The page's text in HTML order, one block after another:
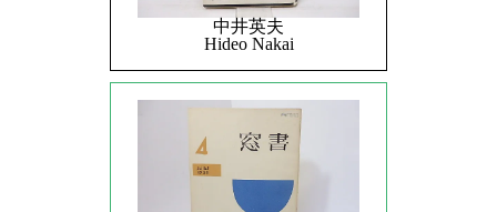
中井英夫
Hideo Nakai